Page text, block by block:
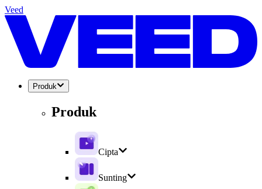
Veed
Produk
Produk
Cipta
Sunting